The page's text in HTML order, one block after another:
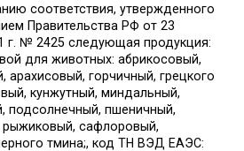
соответствия, утвержденного
Правительства РФ от 23
г. № 2425 следующая продукция:
для животных: абрикосовый,
арахисовый, горчичный, грецкого
кунжутный, миндальный,
подсолнечный, пшеничный,
рыжиковый, сафлоровый,
тмина;, код ТН ВЭД ЕАЭС: